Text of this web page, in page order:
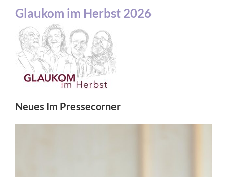
Glaukom im Herbst 2026
Neues Im Pressecorner